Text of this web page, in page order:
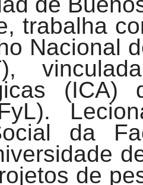
trabalha
Nacional
da
de